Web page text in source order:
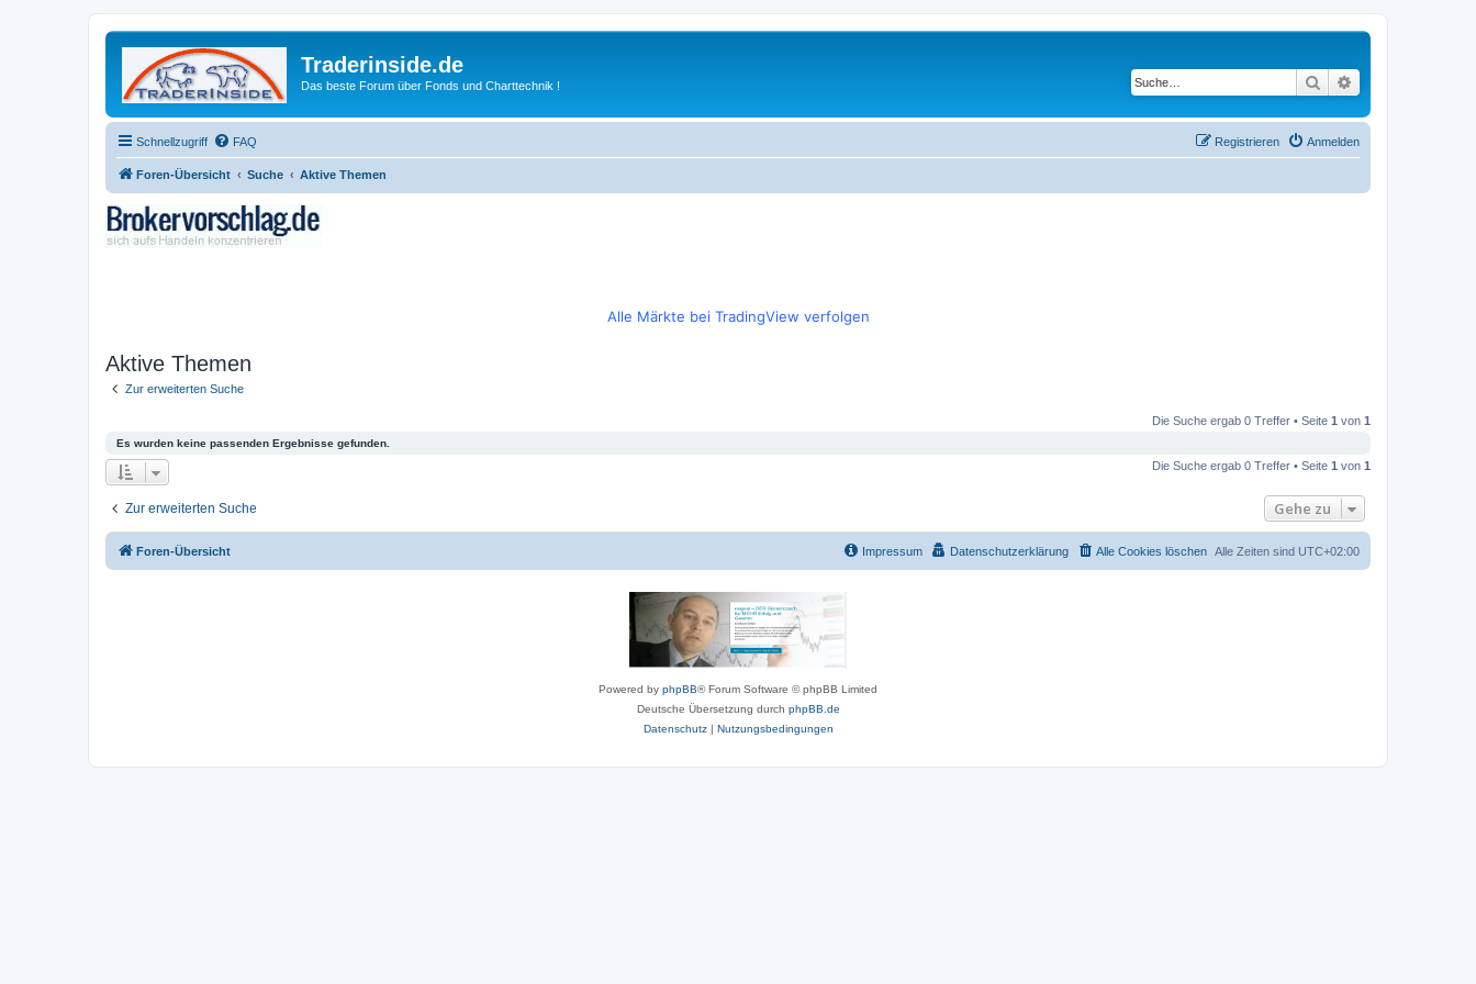
Traderinside.de
Das beste Forum über Fonds und Charttechnik ! Suche
Schnellzugriff FAQ Anmelden
Registrieren
Foren-Übersicht Suche Aktive Themen
Alle Märkte bei TradingView verfolgen
Aktive Themen
Zur erweiterten Suche
Die Suche ergab 0 Treffer • Seite 1 von 1
Es wurden keine passenden Ergebnisse gefunden.
Die Suche ergab 0 Treffer • Seite 1 von 1
Zur erweiterten Suche Gehe zu
Foren-Übersicht Alle Zeiten sind UTC+02:00
Alle Cookies löschen
Datenschutzerklärung
Impressum
Powered by phpBB® Forum Software © phpBB Limited
Deutsche Übersetzung durch phpBB.de
Datenschutz| Nutzungsbedingungen